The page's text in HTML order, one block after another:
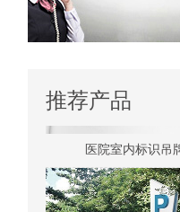
推荐产品